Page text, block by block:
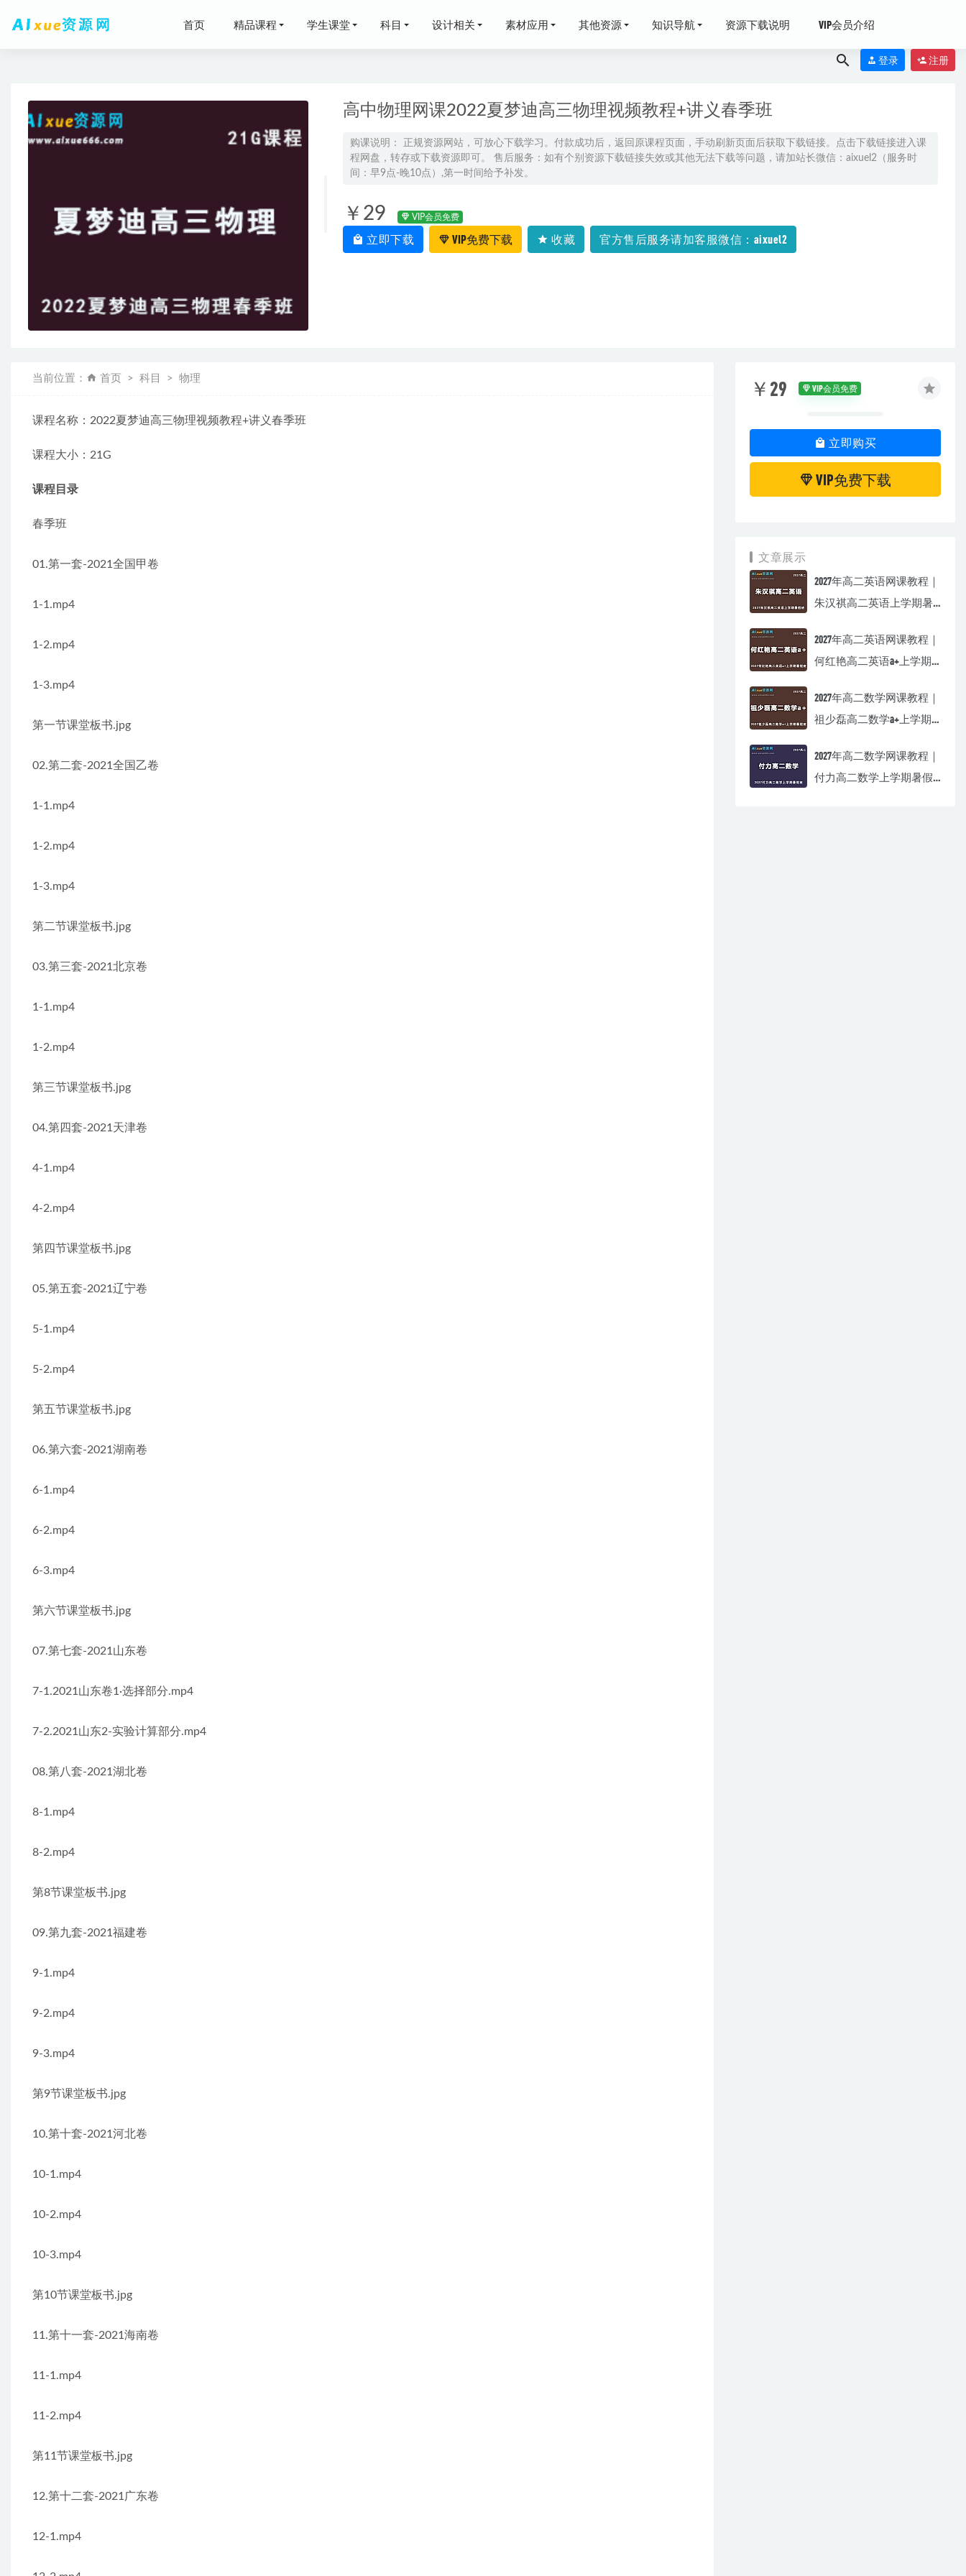
首页 精品课程 学生课堂 科目 设计相关 素材应用 其他资源 知识导航 资源下载说明 VIP会员介绍
登录 注册
高中物理网课2022夏梦迪高三物理视频教程+讲义春季班
购课说明： 正规资源网站，可放心下载学习。付款成功后，返回原课程页面，手动刷新页面后获取下载链接。点击下载链接进入课
程网盘，转存或下载资源即可。 售后服务：如有个别资源下载链接失效或其他无法下载等问题，请加站长微信：aixuel2（服务时
间：早9点-晚10点）,第一时间给予补发。
￥29 VIP会员免费
立即下载 VIP免费下载 收藏 官方售后服务请加客服微信：aixuel2
当前位置： 首页 科目 物理
课程名称：2022夏梦迪高三物理视频教程+讲义春季班
课程大小：21G
课程目录
春季班
01.第一套-2021全国甲卷
1-1.mp4
1-2.mp4
1-3.mp4
第一节课堂板书.jpg
02.第二套-2021全国乙卷
1-1.mp4
1-2.mp4
1-3.mp4
第二节课堂板书.jpg
03.第三套-2021北京卷
1-1.mp4
1-2.mp4
第三节课堂板书.jpg
04.第四套-2021天津卷
4-1.mp4
4-2.mp4
第四节课堂板书.jpg
05.第五套-2021辽宁卷
5-1.mp4
5-2.mp4
第五节课堂板书.jpg
06.第六套-2021湖南卷
6-1.mp4
6-2.mp4
6-3.mp4
第六节课堂板书.jpg
07.第七套-2021山东卷
7-1.2021山东卷1·选择部分.mp4
7-2.2021山东2-实验计算部分.mp4
08.第八套-2021湖北卷
8-1.mp4
8-2.mp4
第8节课堂板书.jpg
09.第九套-2021福建卷
9-1.mp4
9-2.mp4
9-3.mp4
第9节课堂板书.jpg
10.第十套-2021河北卷
10-1.mp4
10-2.mp4
10-3.mp4
第10节课堂板书.jpg
11.第十一套-2021海南卷
11-1.mp4
11-2.mp4
第11节课堂板书.jpg
12.第十二套-2021广东卷
12-1.mp4
￥29 VIP会员免费
立即购买
VIP免费下载
文章展示
2027年高二英语网课教程｜
朱汉祺高二英语上学期暑
2027年高二英语网课教程｜
何红艳高二英语a+上学期
2027年高二数学网课教程｜
祖少磊高二数学a+上学期
2027年高二数学网课教程｜
付力高二数学上学期暑假
高中英语网课教程猿辅导2022斯琴高三英语S班高考复习视频教程+讲义全年班（暑假班
+秋季班+寒假班+春季班） 2023-02-24
2026年郭笑高二语文a+上学期暑假班【尖端班】 2025-07-25
纵横高中语文十一集训专项课程 2023-10-05